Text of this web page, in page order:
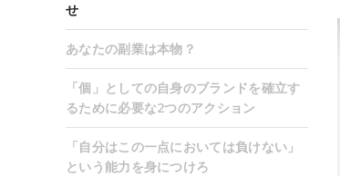
せ
あなたの副業は本物？
「個」としての自身のブランドを確立す
るために必要な2つのアクション
「自分はこの一点においては負けない」
という能力を身につけろ